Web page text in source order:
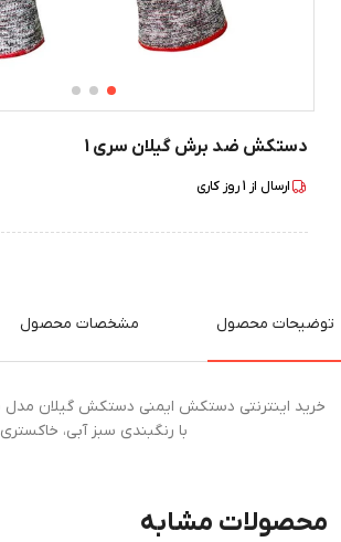
دستکش ضد برش گیلان سری 1
ارسال از 1روز کاری
توضیحات محصول مشخصات محصول
با رنگبندی سبز آبی، خاکستری
محصولات مشابه